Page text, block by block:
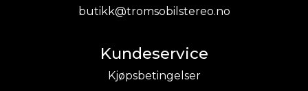
butikk@tromsobilstereo.no
Kundeservice
Kjøpsbetingelser